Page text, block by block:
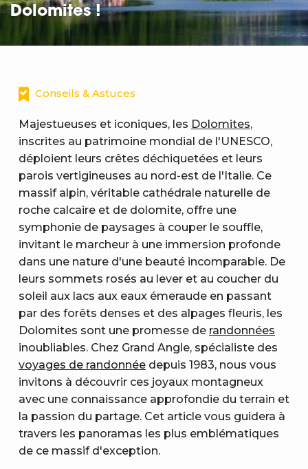
Dolomites !
Conseils & Astuces
Majestueuses et iconiques, les Dolomites,
inscrites au patrimoine mondial de l'UNESCO,
déploient leurs crêtes déchiquetées et leurs
parois vertigineuses au nord-est de l'Italie. Ce
massif alpin, véritable cathédrale naturelle de
roche calcaire et de dolomite, offre une
symphonie de paysages à couper le souffle,
invitant le marcheur à une immersion profonde
dans une nature d'une beauté incomparable. De
leurs sommets rosés au lever et au coucher du
soleil aux lacs aux eaux émeraude en passant
par des forêts denses et des alpages fleuris, les
Dolomites sont une promesse de randonnées
inoubliables. Chez Grand Angle, spécialiste des
voyages de randonnée depuis 1983, nous vous
invitons à découvrir ces joyaux montagneux
avec une connaissance approfondie du terrain et
la passion du partage. Cet article vous guidera à
travers les panoramas les plus emblématiques
de ce massif d'exception.